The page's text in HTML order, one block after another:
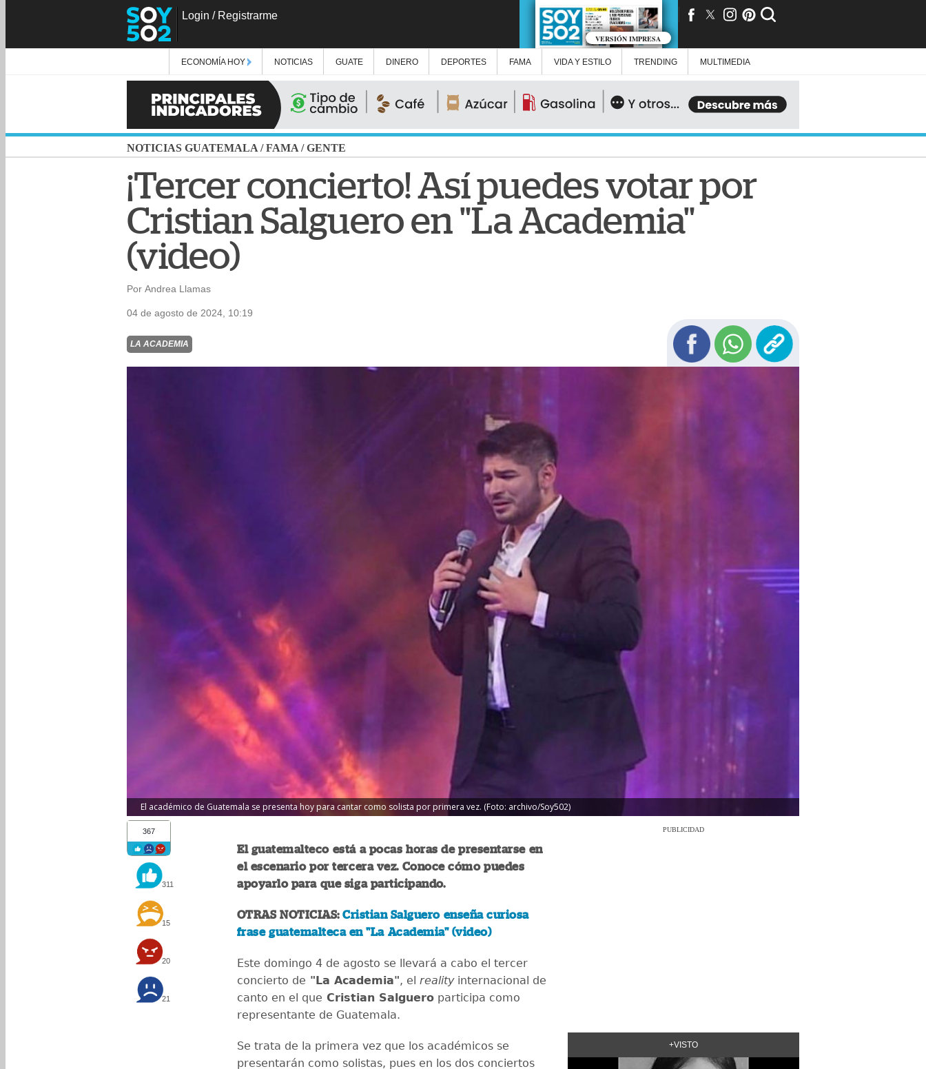
Login / Registrarme
VERSIÓN IMPRESA
ECONOMÍA HOY NOTICIAS GUATE DINERO DEPORTES FAMA VIDA Y ESTILO TRENDING MULTIMEDIA
NOTICIAS GUATEMALA /FAMA /GENTE
¡Tercer concierto! Así puedes votar por
Cristian Salguero en "La Academia"
(video)
Por Andrea Llamas
04 de agosto de 2024, 10:19
LA ACADEMIA
El académico de Guatemala se presenta hoy para cantar como solista por primera vez. (Foto: archivo/Soy502)
367
311
15
20
21
El guatemalteco está a pocas horas de presentarse en
el escenario por tercera vez. Conoce cómo puedes
apoyarlo para que siga participando.
OTRAS NOTICIAS:Cristian Salguero enseña curiosa
frase guatemalteca en "La Academia" (video)
Este domingo 4 de agosto se llevará a cabo el tercer
concierto de "La Academia", el realityinternacional de
canto en el que Cristian Salguero participa como
representante de Guatemala.
Se trata de la primera vez que los académicos se
presentarán como solistas, pues en los dos conciertos
PUBLICIDAD
+VISTO